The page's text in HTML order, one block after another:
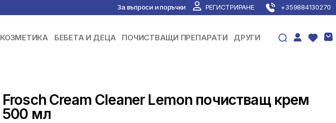
За въпроси и поръчки РЕГИСТРИРАНЕ +359884130270
ПОЧИСТВАЩИ ПРЕПАРАТИ
КОЗМЕТИКА БЕБЕТА И ДЕЦА ДРУГИ
Frosch Cream Cleaner Lemon почистващ крем
500 мл